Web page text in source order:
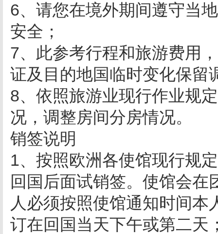
6、请您在境外期间遵守当
安全；
7、此参考行程和旅游费用
证及目的地国临时变化保留
8、依照旅游业现行作业规
况，调整房间分房情况。
销签说明
1、按照欧洲各使馆现行规
回国后面试销签。使馆会
人必须按照使馆通知时间
订在回国当天下午或第二天